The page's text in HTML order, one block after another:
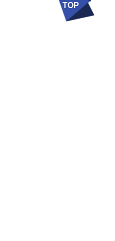
TOP